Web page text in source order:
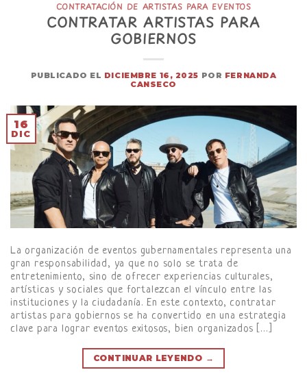
CONTRATACIÓN DE ARTISTAS PARA EVENTOS
CONTRATAR ARTISTAS PARA
GOBIERNOS
PUBLICADO EL DICIEMBRE 16, 2025 POR FERNANDA
CANSECO
16
DIC
La organización de eventos gubernamentales representa una
gran responsabilidad, ya que no solo se trata de
entretenimiento, sino de ofrecer experiencias culturales,
artísticas y sociales que fortalezcan el vínculo entre las
instituciones y la ciudadanía. En este contexto, contratar
artistas para gobiernos se ha convertido en una estrategia
clave para lograr eventos exitosos, bien organizados […]
CONTINUAR LEYENDO →